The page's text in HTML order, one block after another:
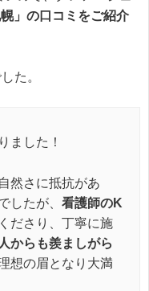
幌」の口コミをご紹介
た。
ました！
然さに抵抗があ
したが、 看護師のK
ださり、丁寧に施
からも羨ましがら
想の眉となり大満